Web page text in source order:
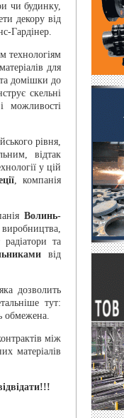
чи будинку,
декору від
Гардінер.
технологіям
для
домішки до
скельні
можливості
рівня,
відтак
у цій
, компанія
Волинь-
та
від
дозволить
тут:
обмежена.
між
матеріалів